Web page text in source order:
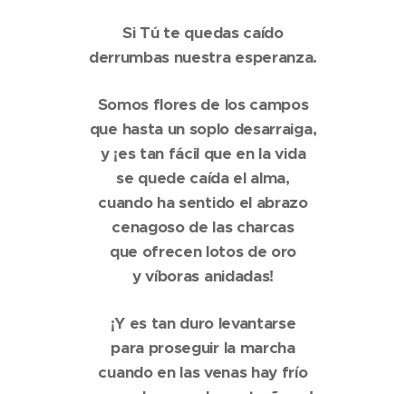
Si Tú te quedas caído
derrumbas nuestra esperanza.
Somos flores de los campos
que hasta un soplo desarraiga,
y ¡es tan fácil que en la vida
se quede caída el alma,
cuando ha sentido el abrazo
cenagoso de las charcas
que ofrecen lotos de oro
y víboras anidadas!
¡Y es tan duro levantarse
para proseguir la marcha
cuando en las venas hay frío